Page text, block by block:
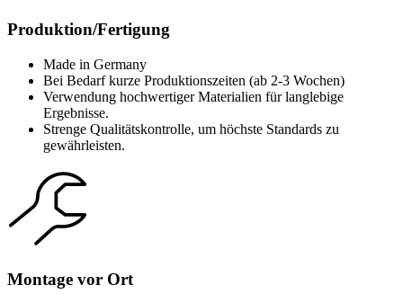
Produktion/Fertigung
Made in Germany
Bei Bedarf kurze Produktionszeiten (ab 2-3 Wochen)
Verwendung hochwertiger Materialien für langlebige
Ergebnisse.
Strenge Qualitätskontrolle, um höchste Standards zu
gewährleisten.
Montage vor Ort